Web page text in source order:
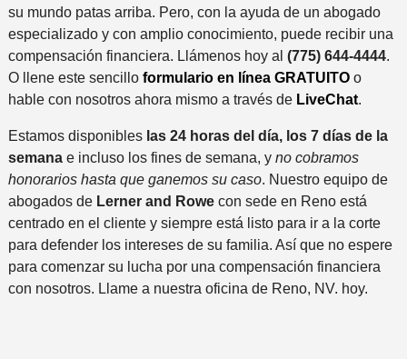
su mundo patas arriba. Pero, con la ayuda de un abogado
especializado y con amplio conocimiento, puede recibir una
compensación financiera. Llámenos hoy al (775) 644-4444.
O llene este sencillo formulario en línea GRATUITOo
hable con nosotros ahora mismo a través de LiveChat.
Estamos disponibles las 24 horas del día, los 7 días de la
semanae incluso los fines de semana, y no cobramos
honorarios hasta que ganemos su caso. Nuestro equipo de
abogados de Lerner and Rowecon sede en Reno está
centrado en el cliente y siempre está listo para ir a la corte
para defender los intereses de su familia. Así que no espere
para comenzar su lucha por una compensación financiera
con nosotros. Llame a nuestra oficina de Reno, NV. hoy.